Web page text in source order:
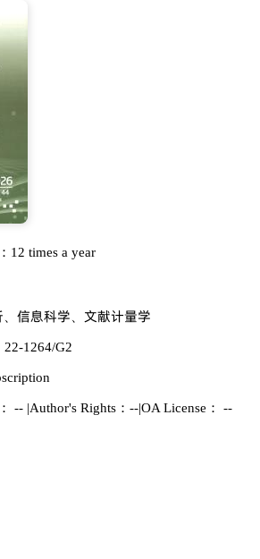
12 times a year
烻壄涛惒 鉮藀嫛䪆惒
22-1264/G2
-- |Author's Rights：--|OA License： --